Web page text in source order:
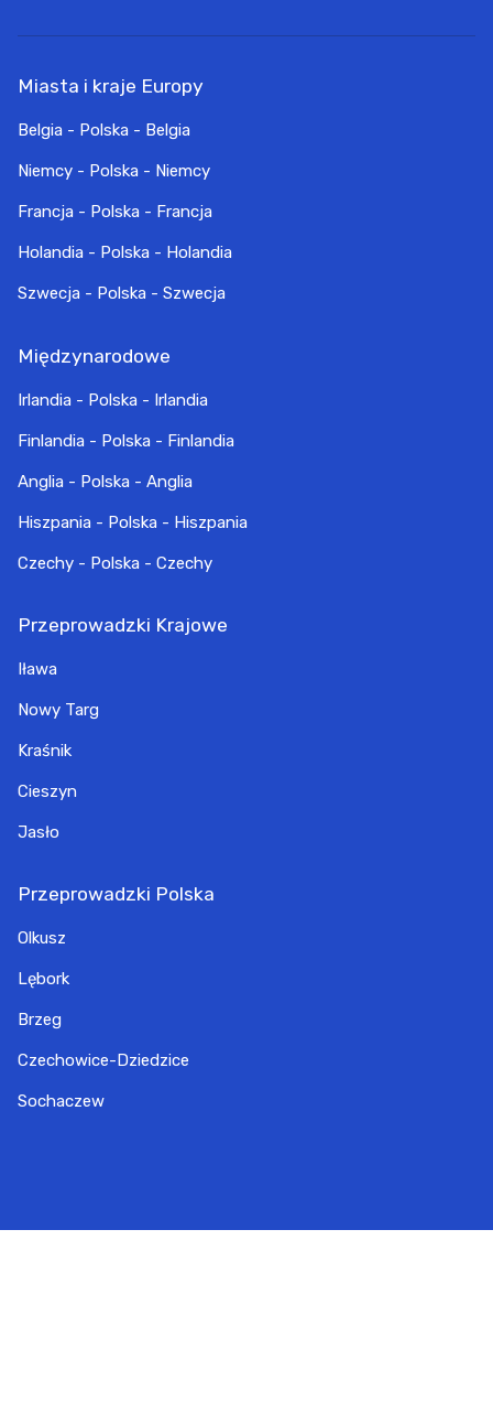
Miasta i kraje Europy
Belgia - Polska - Belgia
Niemcy - Polska - Niemcy
Francja - Polska - Francja
Holandia - Polska - Holandia
Szwecja - Polska - Szwecja
Międzynarodowe
Irlandia - Polska - Irlandia
Finlandia - Polska - Finlandia
Anglia - Polska - Anglia
Hiszpania - Polska - Hiszpania
Czechy - Polska - Czechy
Przeprowadzki Krajowe
Iława
Nowy Targ
Kraśnik
Cieszyn
Jasło
Przeprowadzki Polska
Olkusz
Lębork
Brzeg
Czechowice-Dziedzice
Sochaczew